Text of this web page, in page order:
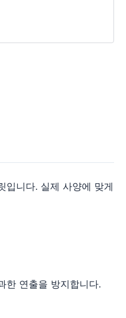
입니다. 실제 사양에 맞게
한 연출을 방지합니다.